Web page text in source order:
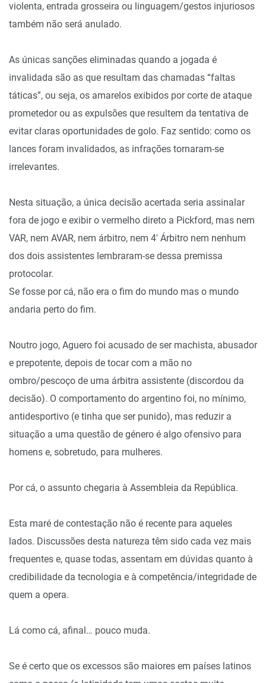
violenta, entrada grosseira ou linguagem/gestos injuriosos
também não será anulado.
As únicas sanções eliminadas quando a jogada é
invalidada são as que resultam das chamadas “faltas
táticas”, ou seja, os amarelos exibidos por corte de ataque
prometedor ou as expulsões que resultem da tentativa de
evitar claras oportunidades de golo. Faz sentido: como os
lances foram invalidados, as infrações tornaram-se
irrelevantes.
Nesta situação, a única decisão acertada seria assinalar
fora de jogo e exibir o vermelho direto a Pickford, mas nem
VAR, nem AVAR, nem árbitro, nem 4′ Árbitro nem nenhum
dos dois assistentes lembraram-se dessa premissa
protocolar.
Se fosse por cá, não era o fim do mundo mas o mundo
andaria perto do fim.
Noutro jogo, Aguero foi acusado de ser machista, abusador
e prepotente, depois de tocar com a mão no
ombro/pescoço de uma árbitra assistente (discordou da
decisão). O comportamento do argentino foi, no mínimo,
antidesportivo (e tinha que ser punido), mas reduzir a
situação a uma questão de género é algo ofensivo para
homens e, sobretudo, para mulheres.
Por cá, o assunto chegaria à Assembleia da República.
Esta maré de contestação não é recente para aqueles
lados. Discussões desta natureza têm sido cada vez mais
frequentes e, quase todas, assentam em dúvidas quanto à
credibilidade da tecnologia e à competência/integridade de
quem a opera.
Lá como cá, afinal… pouco muda.
Se é certo que os excessos são maiores em países latinos